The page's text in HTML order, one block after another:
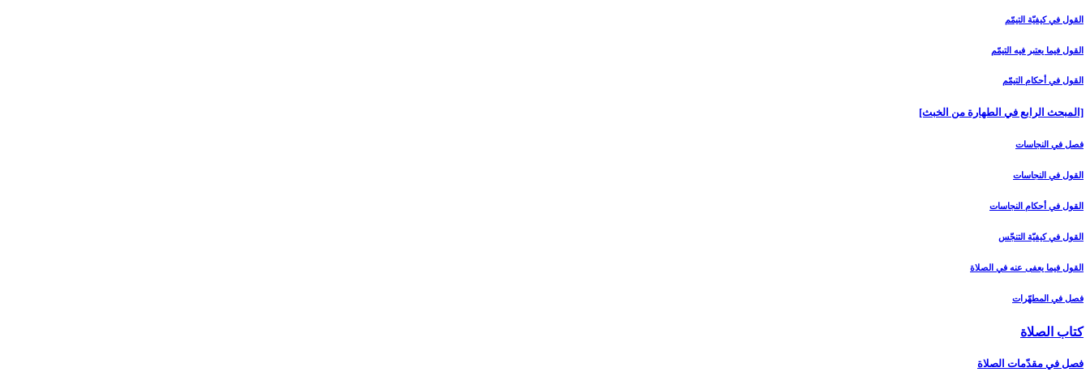
القول في كيفيّة التيمّم‏
القول فيما يعتبر فيه التيمّم‏
القول في أحكام التيمّم‏
[المبحث الرابع في الطهارة من الخبث‏]
فصل في النجاسات‏
القول في النجاسات‏
القول في أحكام النجاسات‏
القول في كيفيّة التنجّس‏
القول فيما يعفى عنه في الصلاة
فصل في المطهّرات‏
كتاب الصلاة
فصل في مقدّمات الصلاة